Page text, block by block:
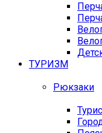
ТУРИЗМ
Рюкзаки